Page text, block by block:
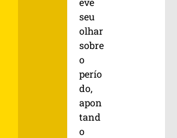
seu
olhar
sobre
o
perío
do,
apon
tand
o